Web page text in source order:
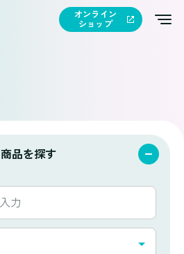
オンライン
ショップ
商品を探す